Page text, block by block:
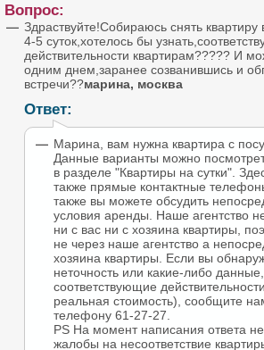
Вопрос:
Здраствуйте!Собираюсь снять
4-5 суток,хотелось бы
действительности квартирам????? И
одним днем,заранее созванившись и
встречи??марина, москва
Ответ:
Марина, вам нужна квартира с
Данные варианты можно
в разделе "Квартиры на сутки".
также прямые контактные
также вы можете обсудить
условия аренды. Наше агентство
ни с вас ни с хозяина квартиры,
не через наше агентство а
хозяина квартиры. Если вы
неточность или какие-либо
соответствующие
реальная стоимость), сообщите
телефону 61-27-27.
PS На момент написания ответа
жалобы на несоответствие